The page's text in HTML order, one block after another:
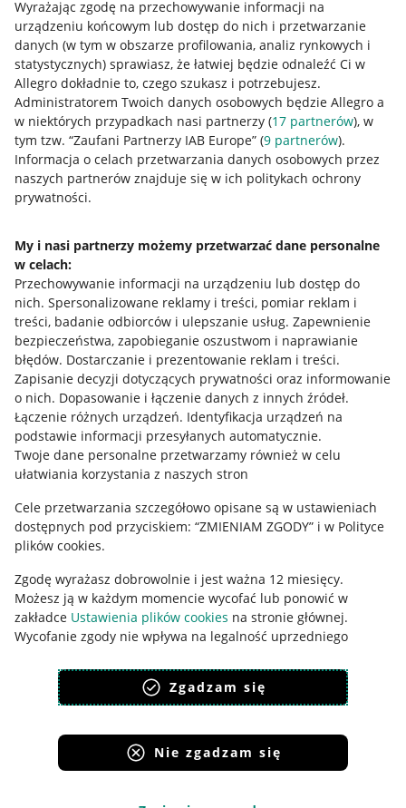
Wyrażając zgodę na przechowywanie informacji na
urządzeniu końcowym lub dostęp do nich i przetwarzanie
danych (w tym w obszarze profilowania, analiz rynkowych i
statystycznych) sprawiasz, że łatwiej będzie odnaleźć Ci w
Allegro dokładnie to, czego szukasz i potrzebujesz.
Administratorem Twoich danych osobowych będzie Allegro a
w niektórych przypadkach nasi partnerzy (17 partnerów), w
tym tzw. “Zaufani Partnerzy IAB Europe” (9 partnerów).
Informacja o celach przetwarzania danych osobowych przez
naszych partnerów znajduje się w ich politykach ochrony
prywatności.
My i nasi partnerzy możemy przetwarzać dane personalne
w celach:
Przechowywanie informacji na urządzeniu lub dostęp do
nich. Spersonalizowane reklamy i treści, pomiar reklam i
treści, badanie odbiorców i ulepszanie usług. Zapewnienie
bezpieczeństwa, zapobieganie oszustwom i naprawianie
błędów. Dostarczanie i prezentowanie reklam i treści.
Zapisanie decyzji dotyczących prywatności oraz informowanie
o nich. Dopasowanie i łączenie danych z innych źródeł.
Łączenie różnych urządzeń. Identyfikacja urządzeń na
podstawie informacji przesyłanych automatycznie.
Twoje dane personalne przetwarzamy również w celu
ułatwiania korzystania z naszych stron
Cele przetwarzania szczegółowo opisane są w ustawieniach
dostępnych pod przyciskiem: “ZMIENIAM ZGODY” i w Polityce
plików cookies.
Zgodę wyrażasz dobrowolnie i jest ważna 12 miesięcy.
Możesz ją w każdym momencie wycofać lub ponowić w
zakładce Ustawienia plików cookies na stronie głównej.
Wycofanie zgody nie wpływa na legalność uprzedniego
polityka plików cookies
polityka ochrony prywatności
Zgadzam się
Nie zgadzam się
Przydatne informacje
Jak to działa
Napisz do nas
Allegro Gadane dla kupujących
Mapa miejscowości
Informacje prawne
Regulamin
Polityka plików "cookies"
Ustawienia plików "cookies"
Udostępnianie lokalizacji
Pobierz aplikację
Korzystanie z serwisu oznacza akceptacjęregulaminu